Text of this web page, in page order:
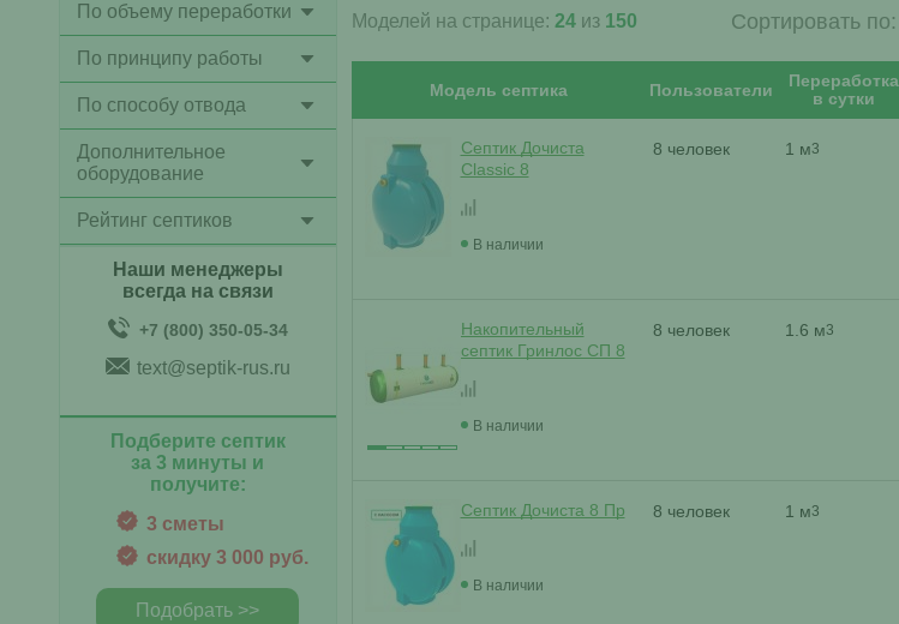
По объему переработки
По принципу работы
По способу отвода
Дополнительное
оборудование
Рейтинг септиков
Наши менеджеры
всегда на связи
+7 (800) 350-05-34
text@septik-rus.ru
Подберите септик
за 3 минуты и
получите:
3 сметы
скидку 3 000 руб.
Подобрать >>
Моделей на странице: 24 из 150 Сортировать по:
Модель септика Пользователи
Переработка
в сутки
Септик Дочиста
Classic 8
В наличии
8 человек 1 м3
Накопительный
септик Гринлос СП 8
В наличии
8 человек 1.6 м3
Септик Дочиста 8 Пр
В наличии
8 человек 1 м3